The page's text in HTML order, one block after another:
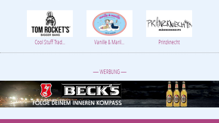
Cool Stuff Trad... Vanille & Maril... Prinzknecht
— WERBUNG —